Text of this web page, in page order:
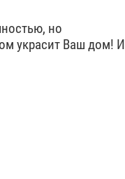
но
украсит Ваш дом! И